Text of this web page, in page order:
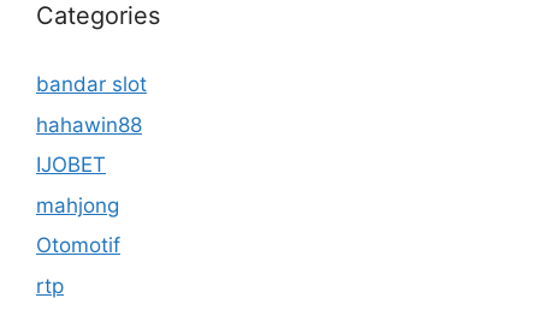
Categories
bandar slot
hahawin88
IJOBET
mahjong
Otomotif
rtp